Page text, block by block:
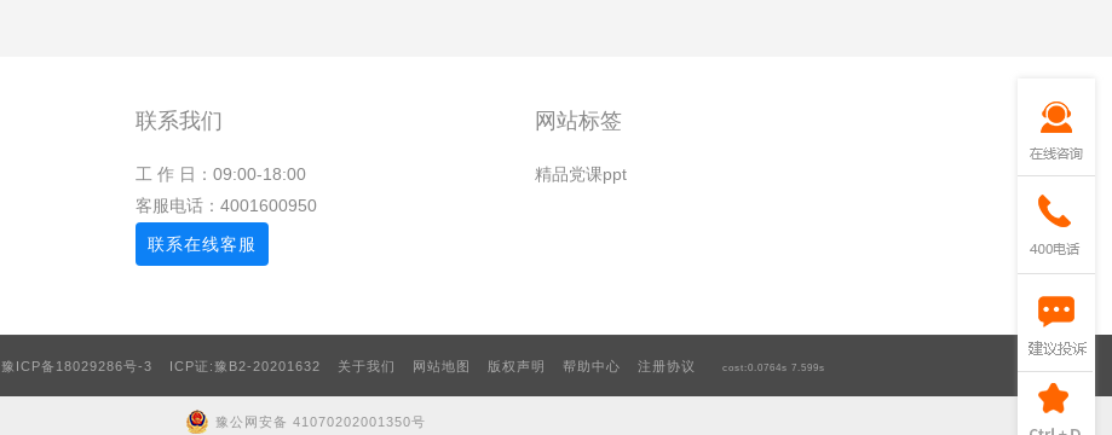
联系我们
工 作 日：09:00-18:00
客服电话： 4001600950
联系在线客服
网站标签
精品党课ppt
豫ICP备18029286号-3 ICP证:豫B2-20201632 关于我们 网站地图 版权声明 帮助中心 注册协议 cost:0.0764s 7.599s
豫公网安备 41070202001350号